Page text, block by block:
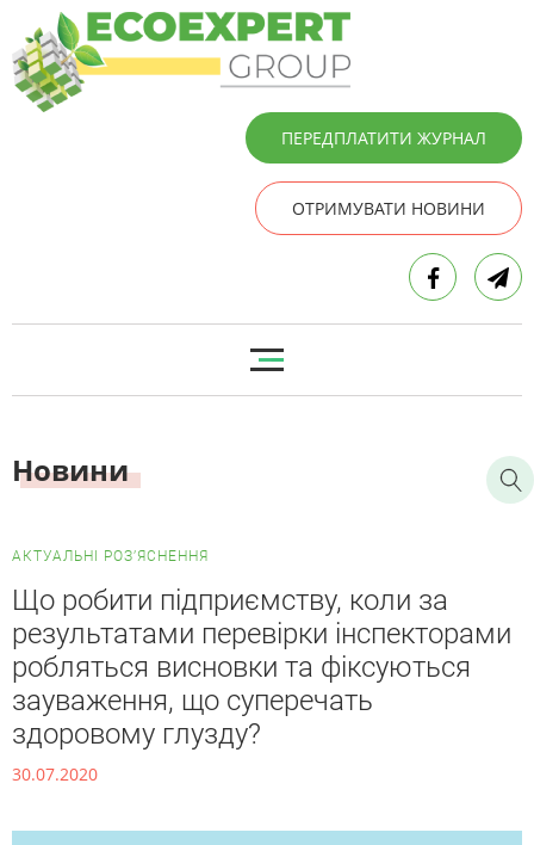
ПЕРЕДПЛАТИТИ ЖУРНАЛ
ОТРИМУВАТИ НОВИНИ
Новини
АКТУАЛЬНІ РОЗ’ЯСНЕННЯ
Що робити підприємству, коли за
результатами перевірки інспекторами
робляться висновки та фіксуються
зауваження, що суперечать
здоровому глузду?
30.07.2020